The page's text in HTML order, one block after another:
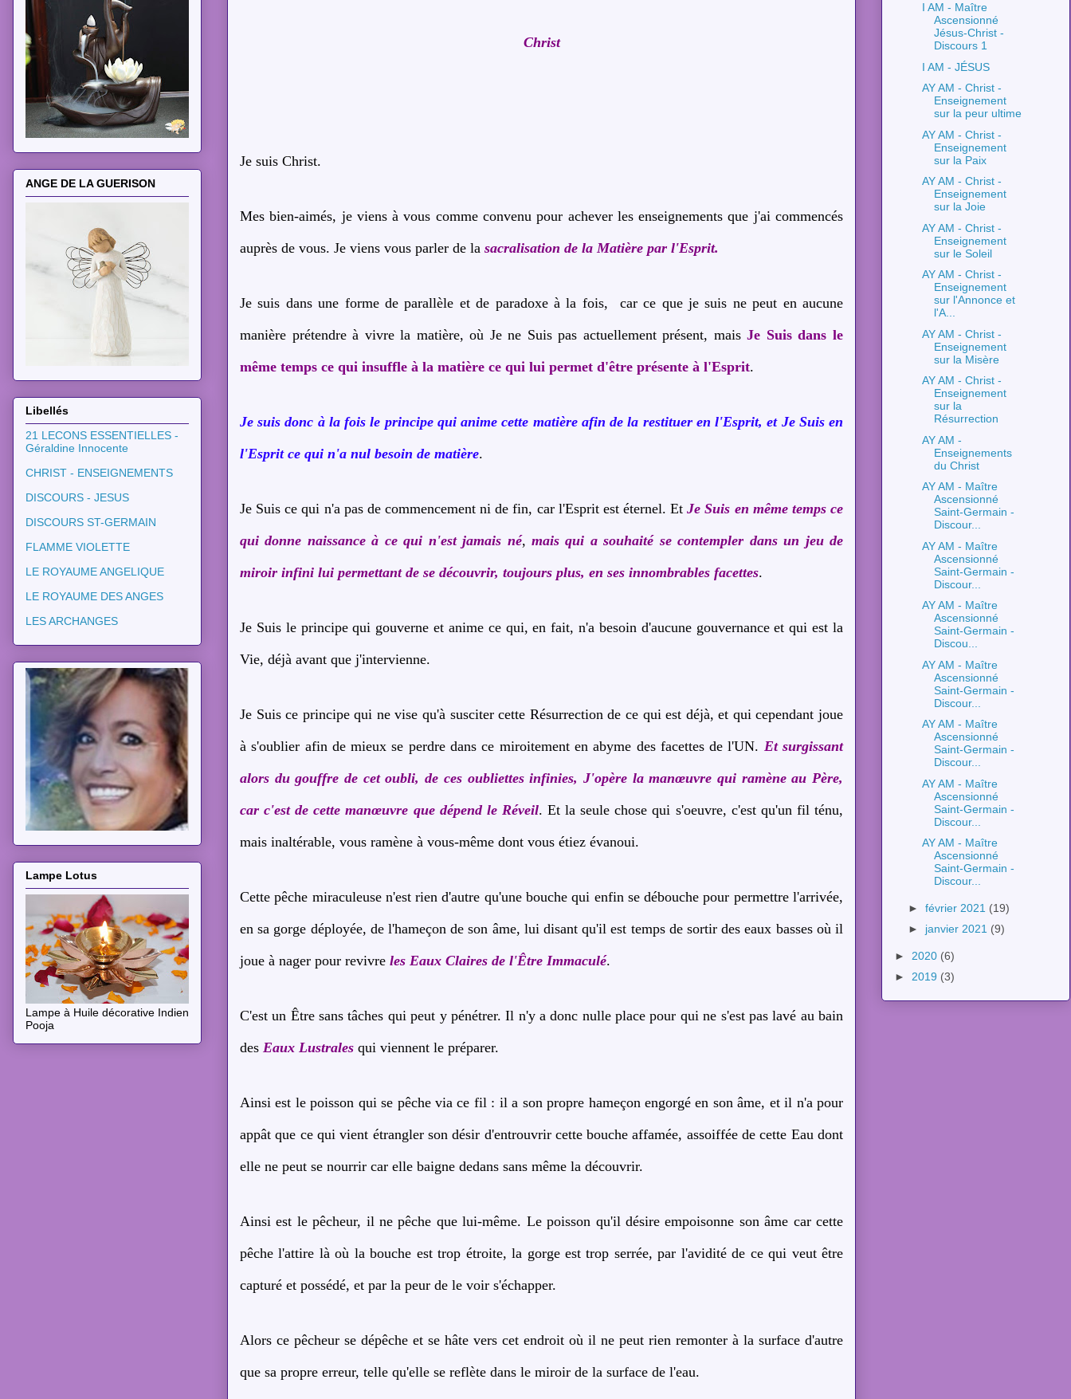
Christ
Je suis Christ.
Mes bien-aimés, je viens à vous comme convenu pour achever les enseignements que j'ai commencés
auprès de vous. Je viens vous parler de la sacralisation de la Matière par l'Esprit.
Je suis dans une forme de parallèle et de paradoxe à la fois, car ce que je suis ne peut en aucune
manière prétendre à vivre la matière, où Je ne Suis pas actuellement présent, maisJe Suis dans le
même temps ce qui insuffle à la matière ce qui lui permet d'être présente à l'Esprit.
Je suis donc à la fois le principe qui anime cette matière afin de la restituer en l'Esprit, et Je Suis en
l'Esprit ce qui n'a nul besoin de matière.
Je Suis ce qui n'a pas de commencement ni de fin, car l'Esprit est éternel. EtJe Suis en même temps ce
qui donne naissance à ce qui n'est jamais né,mais qui a souhaité se contempler dans un jeu de
miroir infini lui permettant de se découvrir, toujours plus, en ses innombrables facettes.
Je Suis le principe qui gouverne et anime ce qui, en fait, n'a besoin d'aucune gouvernance et qui est la
Vie, déjà avant que j'intervienne.
Je Suis ce principe qui ne vise qu'à susciter cette Résurrection de ce qui est déjà, et qui cependant joue
à s'oublier afin de mieux se perdre dans ce miroitement en abyme des facettes de l'UN. Et surgissant
alors du gouffre de cet oubli, de ces oubliettes infinies, J'opère la manœuvre qui ramène au Père,
car c'est de cette manœuvre que dépend le Réveil. Et la seule chose qui s'oeuvre, c'est qu'un fil ténu,
mais inaltérable, vous ramène à vous-même dont vous étiez évanoui.
Cette pêche miraculeuse n'est rien d'autre qu'une bouche qui enfin se débouche pour permettre l'arrivée,
en sa gorge déployée, de l'hameçon de son âme, lui disant qu'il est temps de sortir des eaux basses où il
joue à nager pour revivre les Eaux Claires de l'Être Immaculé.
C'est un Être sans tâches qui peut y pénétrer. Il n'y a donc nulle place pour qui ne s'est pas lavé au bain
des Eaux Lustrales qui viennent le préparer.
Ainsi est le poisson qui se pêche via ce fil : il a son propre hameçon engorgé en son âme, et il n'a pour
appât que ce qui vient étrangler son désir d'entrouvrir cette bouche affamée, assoiffée de cette Eau dont
elle ne peut se nourrir car elle baigne dedans sans même la découvrir.
Ainsi est le pêcheur, il ne pêche que lui-même. Le poisson qu'il désire empoisonne son âme car cette
pêche l'attire là où la bouche est trop étroite, la gorge est trop serrée, par l'avidité de ce qui veut être
capturé et possédé, et par la peur de le voir s'échapper.
Alors ce pêcheur se dépêche et se hâte vers cet endroit où il ne peut rien remonter à la surface d'autre
que sa propre erreur, telle qu'elle se reflète dans le miroir de la surface de l'eau.
ANGE DE LA GUERISON
Libellés
21 LECONS ESSENTIELLES -
Géraldine Innocente
CHRIST - ENSEIGNEMENTS
DISCOURS - JESUS
DISCOURS ST-GERMAIN
FLAMME VIOLETTE
LE ROYAUME ANGELIQUE
LE ROYAUME DES ANGES
LES ARCHANGES
Lampe Lotus
Lampe à Huile décorative Indien
Pooja
I AM - Maître
Ascensionné
Jésus-Christ -
Discours 1
I AM - JÉSUS
AY AM - Christ -
Enseignement
sur la peur ultime
AY AM - Christ -
Enseignement
sur la Paix
AY AM - Christ -
Enseignement
sur la Joie
AY AM - Christ -
Enseignement
sur le Soleil
AY AM - Christ -
Enseignement
sur l'Annonce et
l'A...
AY AM - Christ -
Enseignement
sur la Misère
AY AM - Christ -
Enseignement
sur la
Résurrection
AY AM -
Enseignements
du Christ
AY AM - Maître
Ascensionné
Saint-Germain -
Discour...
AY AM - Maître
Ascensionné
Saint-Germain -
Discour...
AY AM - Maître
Ascensionné
Saint-Germain -
Discou...
AY AM - Maître
Ascensionné
Saint-Germain -
Discour...
AY AM - Maître
Ascensionné
Saint-Germain -
Discour...
AY AM - Maître
Ascensionné
Saint-Germain -
Discour...
AY AM - Maître
Ascensionné
Saint-Germain -
Discour...
► février 2021 (19)
► janvier 2021 (9)
► 2020 (6)
► 2019 (3)